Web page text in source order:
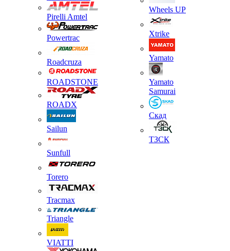
Pirelli Amtel
Powertrac
Roadcruza
ROADSTONE
ROADX
Sailun
Sunfull
Torero
Tracmax
Triangle
VIATTI
Wheels UP
Xtrike
Yamato
Yamato
Samurai
Скад
ТЗСК